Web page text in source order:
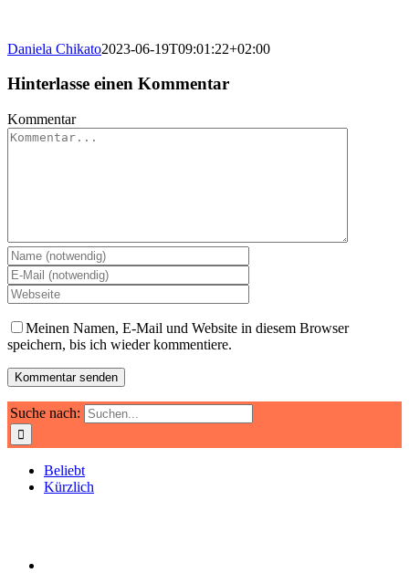
Daniela Chikato2023-06-19T09:01:22+02:00
Hinterlasse einen Kommentar
Kommentar
Meinen Namen, E-Mail und Website in diesem Browser
speichern, bis ich wieder kommentiere.
Suche nach:
Beliebt
Kürzlich